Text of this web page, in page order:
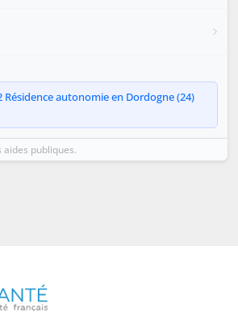
Résidence autonomie en Dordogne (24)
publiques.